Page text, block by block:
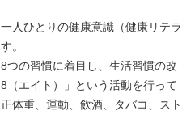
人ひとりの健康意識（健康リテラ
。
つの習慣に着目し、生活習慣の改
（エイト）」という活動を行って
体重、運動、飲酒、タバコ、スト